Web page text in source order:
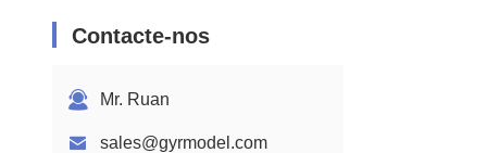
Contacte-nos
Mr. Ruan
sales@gyrmodel.com